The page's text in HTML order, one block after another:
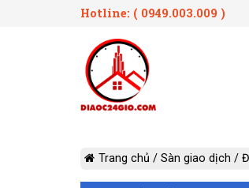
Hotline: ( 0949.003.009 )
Trang chủ / Sàn giao dịch /